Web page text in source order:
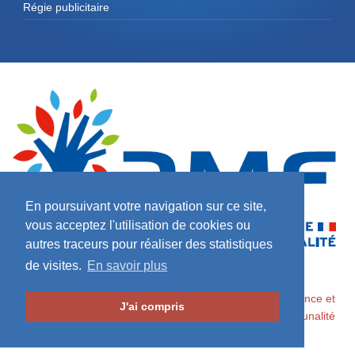
En poursuivant votre navigation sur ce site,
vous acceptez l'utilisation de cookies ou
autres traceurs pour réaliser des statistiques
de visites. En savoir plus
J'ai compris
Régie publicitaire
Maires de France / Association des Maires de France et
des Présidents d'Intercommunalité